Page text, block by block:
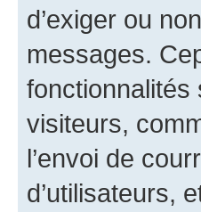
d’exiger ou
messages.
fonctionnalités
visiteurs,
l’envoi de
d’utilisateurs,